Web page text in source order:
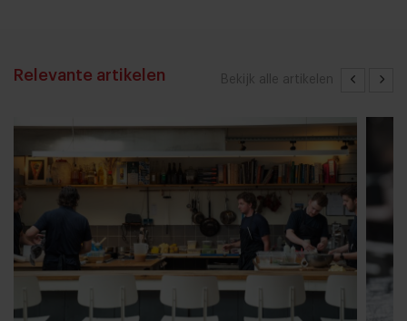
Bekijk alle artikelen
Relevante artikelen